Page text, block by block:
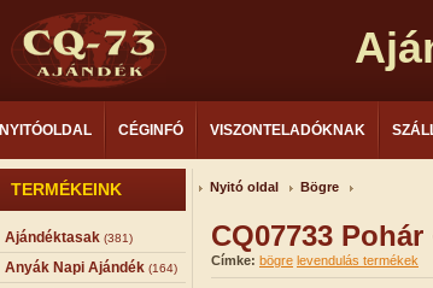
NYITÓOLDAL CÉGINFÓ VISZONTELADÓKNAK
TERMÉKEINK
Ajándéktasak (381)
Anyák Napi Ajándék (164)
Nyitó oldal Bögre
CQ07733
Címke: bögre levendulás termékek